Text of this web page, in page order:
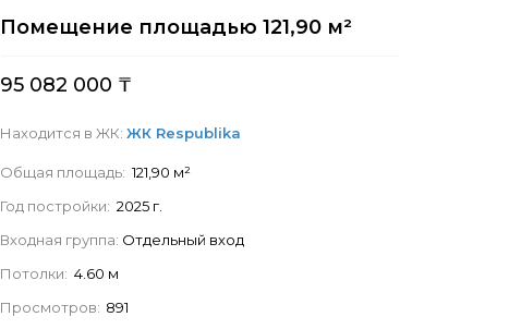
Помещение площадью 121,90 м²
95 082 000 ₸
Находится в ЖК: ЖК Respublika
Общая площадь:121,90 м²
Год постройки: 2025 г.
Входная группа: Отдельный вход
Потолки: 4.60 м
Просмотров: 891